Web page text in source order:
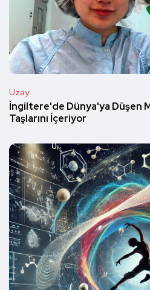
Uzay
İngiltere'de Dünya'ya Düşen
Taşlarını İçeriyor